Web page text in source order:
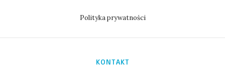
Polityka prywatności
KONTAKT